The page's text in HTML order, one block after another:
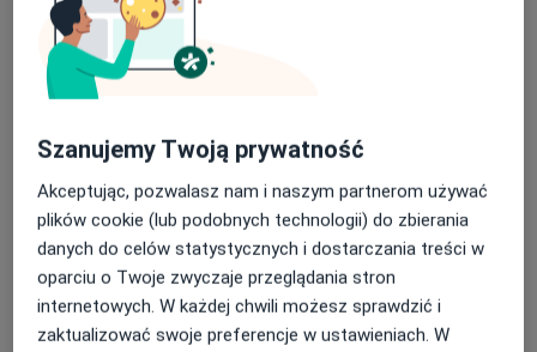
uczestniczę w szkoleniach specjalizacyjnych,
kadawerowych oraz konferencjach ortopedycznych.
Grzybowska 43a U10, 00-855 Warszawa
Mgr Magda Stawińska prowadzi swój gabinet
fizjoterapii w LIFE Medical Center.
LIFE Medical Center to miejsce, w którym łączymy
wiedzę i doświadczenie specjalistów z wielu
dziedzin medycyny, tworząc kompleksowy,
interdyscyplinarny model opieki zdrowotnej.
Wierzymy, że zdrowie to harmonia ciała i umysłu –
dlatego nasi lekarze współpracują ze sobą, aby
zapewnić pacjentom pełną i skuteczną opiekę na
każdym etapie diagnostyki i leczenia.
Dowiedz się więcej
30/11/2025
Szanujemy Twoją prywatność
Akceptując, pozwalasz nam i naszym partnerom używać
plików cookie (lub podobnych technologii) do zbierania
danych do celów statystycznych i dostarczania treści w
oparciu o Twoje zwyczaje przeglądania stron
internetowych. W każdej chwili możesz sprawdzić i
zaktualizować swoje preferencje w ustawieniach. W